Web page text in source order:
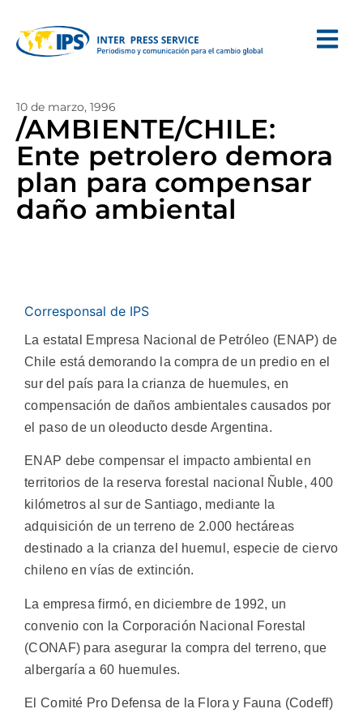
10 de marzo, 1996
/AMBIENTE/CHILE:
Ente petrolero demora
plan para compensar
daño ambiental
Corresponsal de IPS
La estatal Empresa Nacional de Petróleo (ENAP) de
Chile está demorando la compra de un predio en el
sur del país para la crianza de huemules, en
compensación de daños ambientales causados por
el paso de un oleoducto desde Argentina.
ENAP debe compensar el impacto ambiental en
territorios de la reserva forestal nacional Ñuble, 400
kilómetros al sur de Santiago, mediante la
adquisición de un terreno de 2.000 hectáreas
destinado a la crianza del huemul, especie de ciervo
chileno en vías de extinción.
La empresa firmó, en diciembre de 1992, un
convenio con la Corporación Nacional Forestal
(CONAF) para asegurar la compra del terreno, que
albergaría a 60 huemules.
El Comité Pro Defensa de la Flora y Fauna (Codeff)